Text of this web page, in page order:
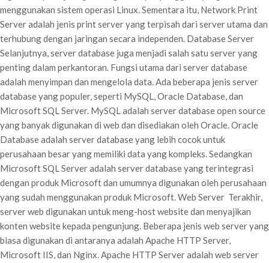
menggunakan sistem operasi Linux. Sementara itu, Network Print
Server adalah jenis print server yang terpisah dari server utama dan
terhubung dengan jaringan secara independen. Database Server
Selanjutnya, server database juga menjadi salah satu server yang
penting dalam perkantoran. Fungsi utama dari server database
adalah menyimpan dan mengelola data. Ada beberapa jenis server
database yang populer, seperti MySQL, Oracle Database, dan
Microsoft SQL Server. MySQL adalah server database open source
yang banyak digunakan di web dan disediakan oleh Oracle. Oracle
Database adalah server database yang lebih cocok untuk
perusahaan besar yang memiliki data yang kompleks. Sedangkan
Microsoft SQL Server adalah server database yang terintegrasi
dengan produk Microsoft dan umumnya digunakan oleh perusahaan
yang sudah menggunakan produk Microsoft. Web Server Terakhir,
server web digunakan untuk meng-host website dan menyajikan
konten website kepada pengunjung. Beberapa jenis web server yang
biasa digunakan di antaranya adalah Apache HTTP Server,
Microsoft IIS, dan Nginx. Apache HTTP Server adalah web server